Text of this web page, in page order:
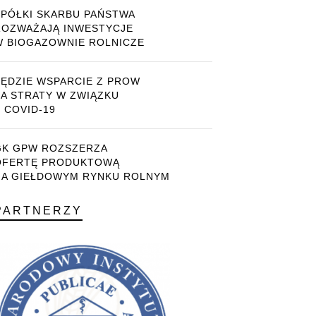
SKARBU PAŃSTWA
INWESTYCJE
BIOGAZOWNIE ROLNICZE
WSPARCIE Z PROW
STRATY W ZWIĄZKU
COVID-19
GPW ROZSZERZA
PRODUKTOWĄ
GIEŁDOWYM RYNKU ROLNYM